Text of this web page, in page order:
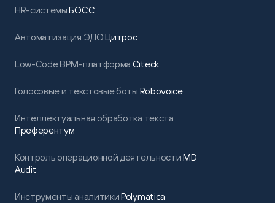
HR-системыБОСС
Автоматизация ЭДОЦитрос
Low-Code BPM-платформа Citeck
Голосовые и текстовые боты Robovoice
Интеллектуальная обработка текста
Преферентум
Контроль операционной деятельностиMD
Audit
Инструменты аналитикиPolymatica